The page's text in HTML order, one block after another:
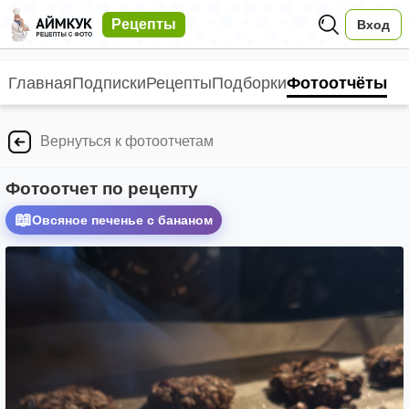
Рецепты Вход
ГлавнаяПодпискиРецептыПодборкиФотоотчёты
Вернуться к фотоотчетам
Фотоотчет по рецепту
📖Овсяное печенье с бананом